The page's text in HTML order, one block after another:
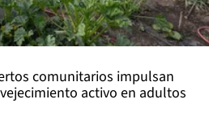
comunitarios impulsan
activo en adultos